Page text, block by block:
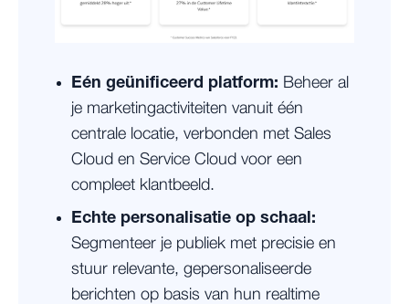
Eén geünificeerd platform: Beheer al
je marketingactiviteiten vanuit één
centrale locatie, verbonden met Sales
Cloud en Service Cloud voor een
compleet klantbeeld.
Echte personalisatie op schaal:
Segmenteer je publiek met precisie en
stuur relevante, gepersonaliseerde
berichten op basis van hun realtime